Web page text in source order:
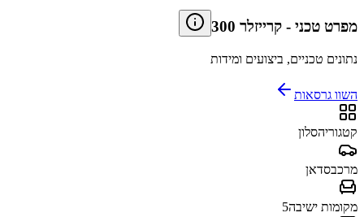
מפרט טכני - קרייזלר 300
נתונים טכניים, ביצועים ומידות
השוו גרסאות
קטגוריהסלון
מרכבסדאן
מקומות ישיבה5